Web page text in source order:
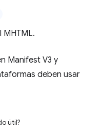
MHTML.
Manifest V3 y
deben usar
útil?